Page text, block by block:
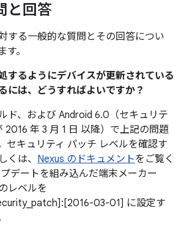
と回答
する一般的な質問とその回答につい
。
するようにデバイスが更新されている
には、どうすればよいですか？
ド、および Android 6.0（セキュリテ
2016 年 3 月 1 日 以降）で上記の問題
セキュリティ パッチ レベルを確認す
くは、 Nexus のドキュメントをご覧く
デートを組み込んだ端末メーカー
レベルを
03-01] に設定す